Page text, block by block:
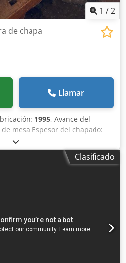
1 /2
de chapa
Llamar
1995, Avance del
mesa Espesor del chapado:
aprox. 7 m/min Tensión de
880 x 370 x 480 mm
Nattheim
Clasificado